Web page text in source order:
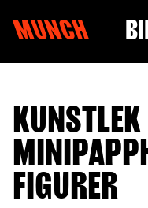
MUNCH
FIGURER